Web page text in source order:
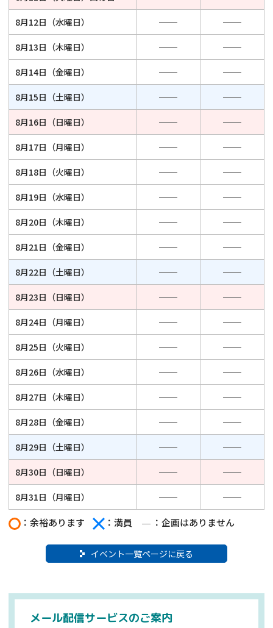
8月12日（水曜日）
8月13日（木曜日）
8月14日（金曜日）
8月15日（土曜日）
8月16日（日曜日）
8月17日（月曜日）
8月18日（火曜日）
8月19日（水曜日）
8月20日（木曜日）
8月21日（金曜日）
8月22日（土曜日）
8月23日（日曜日）
8月24日（月曜日）
8月25日（火曜日）
8月26日（水曜日）
8月27日（木曜日）
8月28日（金曜日）
8月29日（土曜日）
8月30日（日曜日）
8月31日（月曜日）
：余裕あります ：満員 ：企画はありません
イベント一覧ページに戻る
メール配信サービスのご案内